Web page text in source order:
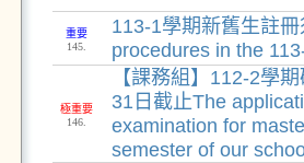
重要
145.
113-1學期新舊生註
procedures in the
極重要
146.
【課務組】112-2學
31日截止The
examination for
semester of our